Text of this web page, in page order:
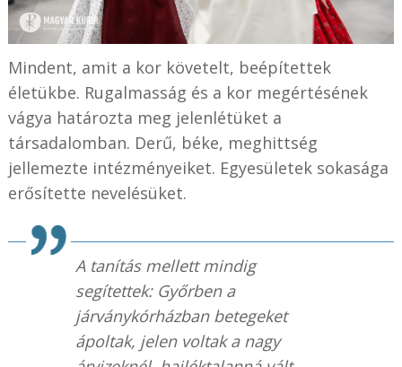
Mindent, amit a kor követelt, beépítettek
életükbe. Rugalmasság és a kor megértésének
vágya határozta meg jelenlétüket a
társadalomban. Derű, béke, meghittség
jellemezte intézményeiket. Egyesületek sokasága
erősítette nevelésüket.
A tanítás mellett mindig
segítettek: Győrben a
járványkórházban betegeket
ápoltak, jelen voltak a nagy